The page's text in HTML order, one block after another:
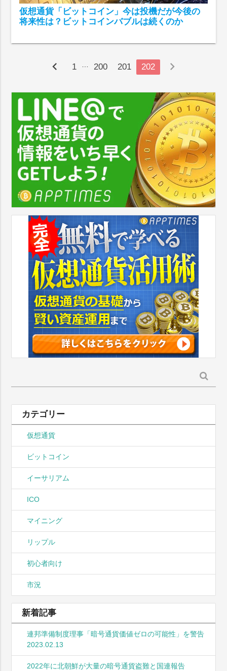
仮想通貨「ビットコイン」今は投機だが今後の
将来性は？ビットコインバブルは続くのか
chevron_left 1 … 200 201 202 chevron_right
索:
カテゴリー
仮想通貨
ビットコイン
イーサリアム
ICO
マイニング
リップル
初心者向け
市況
新着記事
連邦準備制度理事「暗号通貨価値ゼロの可能性」を警告
2023.02.13
2022年に北朝鮮が大量の暗号通貨盗難と国連報告